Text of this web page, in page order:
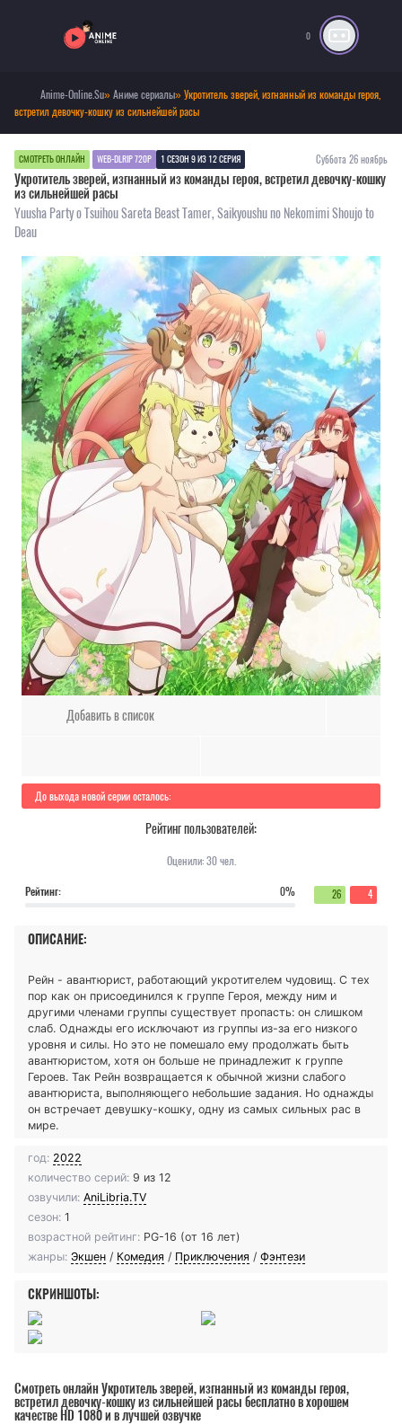
0
Anime-Online.Su»Аниме сериалы» Укротитель зверей, изгнанный из команды героя,
встретил девочку-кошку из сильнейшей расы
СМОТРЕТЬ ОНЛАЙН WEB-DLRIP 720P 1 СЕЗОН 9 ИЗ 12 СЕРИЯ Суббота 26 ноябрь
Укротитель зверей, изгнанный из команды героя, встретил девочку-кошку
из сильнейшей расы
Yuusha Party o Tsuihou Sareta Beast Tamer, Saikyoushu no Nekomimi Shoujo to
Deau
Добавить в список
До выхода новой серии осталось:
Рейтинг пользователей:
Оценили:30чел.
Рейтинг:
0% 26 4
ОПИСАНИЕ:
Рейн - авантюрист, работающий укротителем чудовищ. С тех
пор как он присоединился к группе Героя, между ним и
другими членами группы существует пропасть: он слишком
слаб. Однажды его исключают из группы из-за его низкого
уровня и силы. Но это не помешало ему продолжать быть
авантюристом, хотя он больше не принадлежит к группе
Героев. Так Рейн возвращается к обычной жизни слабого
авантюриста, выполняющего небольшие задания. Но однажды
он встречает девушку-кошку, одну из самых сильных рас в
мире.
год: 2022
количество серий: 9 из 12
озвучили: AniLibria.TV
сезон: 1
возрастной рейтинг: PG-16 (от 16 лет)
жанры: Экшен / Комедия / Приключения / Фэнтези
СКРИНШОТЫ:
Смотреть онлайн Укротитель зверей, изгнанный из команды героя,
встретил девочку-кошку из сильнейшей расы бесплатно в хорошем
качестве HD 1080 и в лучшей озвучке